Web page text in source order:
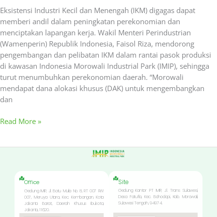
Eksistensi Industri Kecil dan Menengah (IKM) digagas dapat
memberi andil dalam peningkatan perekonomian dan
menciptakan lapangan kerja. Wakil Menteri Perindustrian
(Wamenperin) Republik Indonesia, Faisol Riza, mendorong
pengembangan dan pelibatan IKM dalam rantai pasok produksi
di kawasan Indonesia Morowali Industrial Park (IMIP), sehingga
turut menumbuhkan perekonomian daerah. “Morowali
mendapat dana alokasi khusus (DAK) untuk mengembangkan
dan
Read More »
Office
Gedung IMIP, Jl. Batu Mulia No. 8, RT 007 RW
007, Meruya Utara, Kec. Kembangan, Kota
Jakarta Barat, Daerah Khusus Ibukota,
Jakarta, 11620.
Site
Gedung Kantor PT IMIP, Jl. Trans Sulawesi,
Desa Fatufia, Kec. Bahodopi, Kab. Morowali,
Sulawesi Tengah, 94974.